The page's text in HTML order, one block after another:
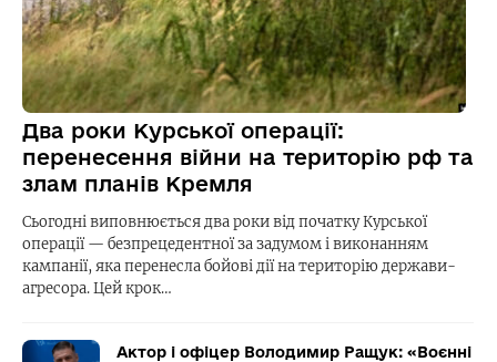
Два роки Курської операції:
перенесення війни на територію рф та
злам планів Кремля
Сьогодні виповнюється два роки від початку Курської
операції — безпрецедентної за задумом і виконанням
кампанії, яка перенесла бойові дії на територію держави-
агресора. Цей крок…
Актор і офіцер Володимир Ращук: «Воєнні